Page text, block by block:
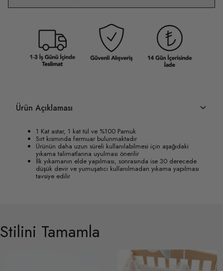
Ürün Açıklaması
1 Kat astar, 1 kat tül ve %100 Pamuk
Sırt kısmında fermuar bulunmaktadır
Ürünün daha uzun süreli kullanılabilmesi için aşağıdaki
yıkama talimatlarına uyulması önerilir
İlk yıkamanın elde yapılması, sonrasında ise 30 derecede
düşük devir ve yumuşatıcı kullanılmadan yıkama yapılması
tavsiye edilir
Stilini Tamamla